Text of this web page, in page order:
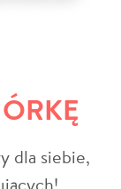
dla siebie,